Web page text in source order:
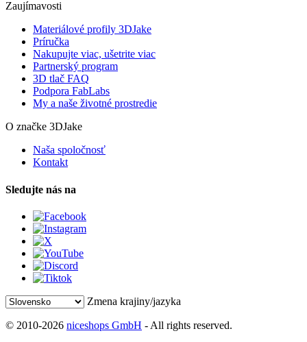
Zaujímavosti
Materiálové profily 3DJake
Príručka
Nakupujte viac, ušetrite viac
Partnerský program
3D tlač FAQ
Podpora FabLabs
My a naše životné prostredie
O značke 3DJake
Naša spoločnosť
Kontakt
Sledujte nás na
Zmena krajiny/jazyka
© 2010-2026 niceshops GmbH - All rights reserved.